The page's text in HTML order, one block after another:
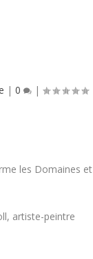
| 0 |
les Domaines et
artiste-peintre